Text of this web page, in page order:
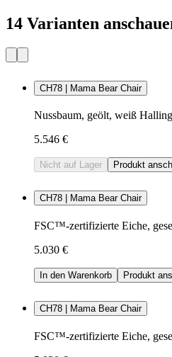
14 Varianten
CH78 | Mama Bear Chair
Nussbaum, geölt, weiß
5.546 €
Nicht auf Lager Produkt
CH78 | Mama Bear Chair
FSC™-zertifizierte Eiche,
5.030 €
In den Warenkorb Produkt
CH78 | Mama Bear Chair
FSC™-zertifizierte Eiche,